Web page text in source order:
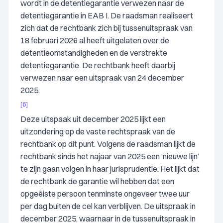
wordt in de detentiegarantie verwezen naar de
detentiegarantie in EAB I. De raadsman realiseert
zich dat de rechtbank zich bij tussenuitspraak van
18 februari 2026 al heeft uitgelaten over de
detentieomstandigheden en de verstrekte
detentiegarantie. De rechtbank heeft daarbij
verwezen naar een uitspraak van 24 december
2025.
[6]
Deze uitspaak uit december 2025 lijkt een
uitzondering op de vaste rechtspraak van de
rechtbank op dit punt. Volgens de raadsman lijkt de
rechtbank sinds het najaar van 2025 een ‘nieuwe lijn’
te zijn gaan volgen in haar jurisprudentie. Het lijkt dat
de rechtbank de garantie wil hebben dat een
opgeëiste persoon tenminste ongeveer twee uur
per dag buiten de cel kan verblijven. De uitspraak in
december 2025, waarnaar in de tussenuitspraak in